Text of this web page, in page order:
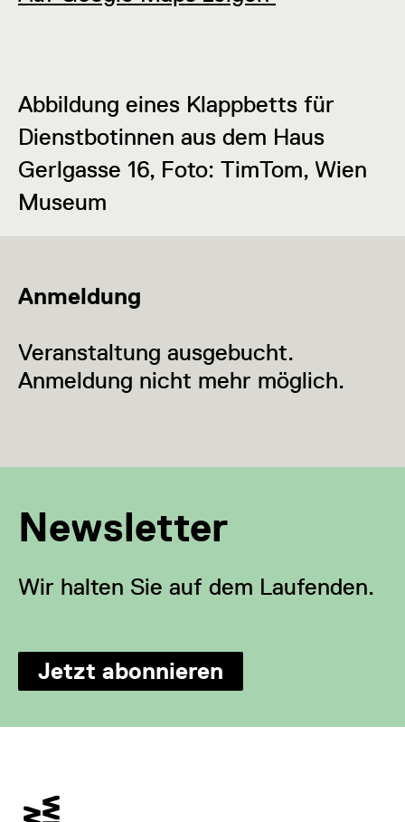
Abbildung eines Klappbetts für
Dienstbotinnen aus dem Haus
Gerlgasse 16, Foto: TimTom, Wien
Museum
Anmeldung
Veranstaltung ausgebucht.
Anmeldung nicht mehr möglich.
Newsletter
Wir halten Sie auf dem Laufenden.
Jetzt abonnieren